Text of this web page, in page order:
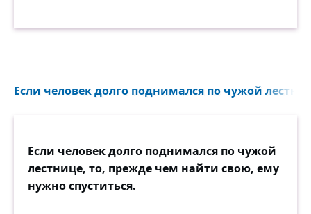
Если человек долго поднимался по чужой
Если человек долго поднимался по чужой
лестнице, то, прежде чем найти свою, ему
нужно спуститься.